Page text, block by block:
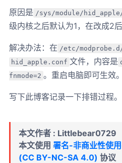
原因是 /sys/module/
级内核之后默认为1，在改成2
解决办法：在 /etc/
hid_apple.conf 文件，内容是
fnmode=2 。重启电脑即可生效。
写下此博客记录一下排错过程。
本文作者 : Littlebear0729
本文使用 署名-非商业性使
(CC BY-NC-SA 4.0) 协议